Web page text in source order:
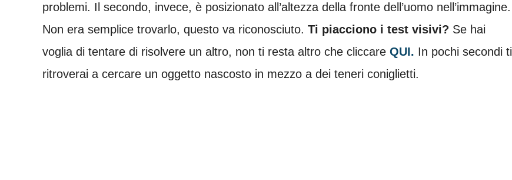
problemi. Il secondo, invece, è posizionato all’altezza della fronte dell’uomo nell’immagine.
Non era semplice trovarlo, questo va riconosciuto. Ti piacciono i test visivi? Se hai
voglia di tentare di risolvere un altro, non ti resta altro che cliccare QUI. In pochi secondi ti
ritroverai a cercare un oggetto nascosto in mezzo a dei teneri coniglietti.